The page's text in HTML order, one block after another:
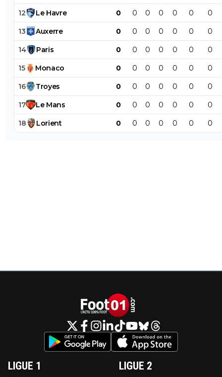
12 Le Havre 0 0 0 0 0 0 0
13 Auxerre 0 0 0 0 0 0 0
14 Paris 0 0 0 0 0 0 0
15 Monaco 0 0 0 0 0 0 0
16 Troyes 0 0 0 0 0 0 0
17 Le Mans 0 0 0 0 0 0 0
18 Lorient 0 0 0 0 0 0 0
LIGUE 1 LIGUE 2